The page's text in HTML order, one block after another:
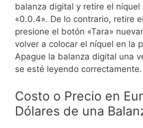
balanza digital y retire el níquel
«0.0.4». De lo contrario, retire
presione el botón «Tara»
volver a colocar el níquel en la
Apague la balanza digital una
se esté leyendo correctamente.
Costo o Precio en
Dólares de una